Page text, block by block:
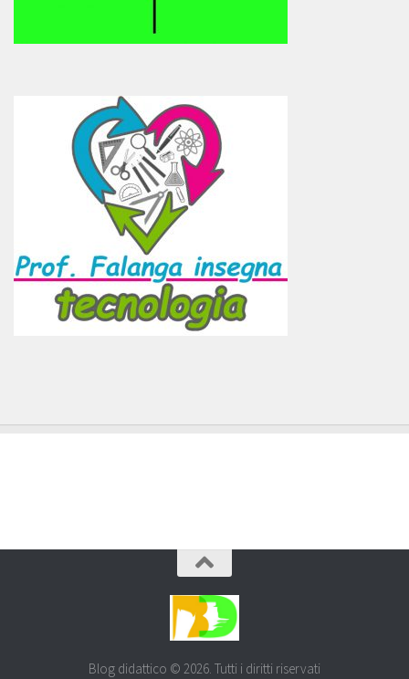
Blog didattico © 2026. Tutti i diritti riservati